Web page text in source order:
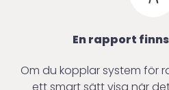
En rapport
Om du kopplar system för